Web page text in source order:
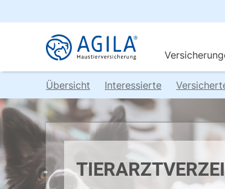
Übersicht Interessierte